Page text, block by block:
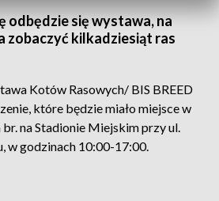
odbędzie się wystawa, na
zobaczyć kilkadziesiąt ras
Kotów Rasowych/ BIS BREED
które będzie miało miejsce w
na Stadionie Miejskim przy ul.
w godzinach 10:00-17:00.